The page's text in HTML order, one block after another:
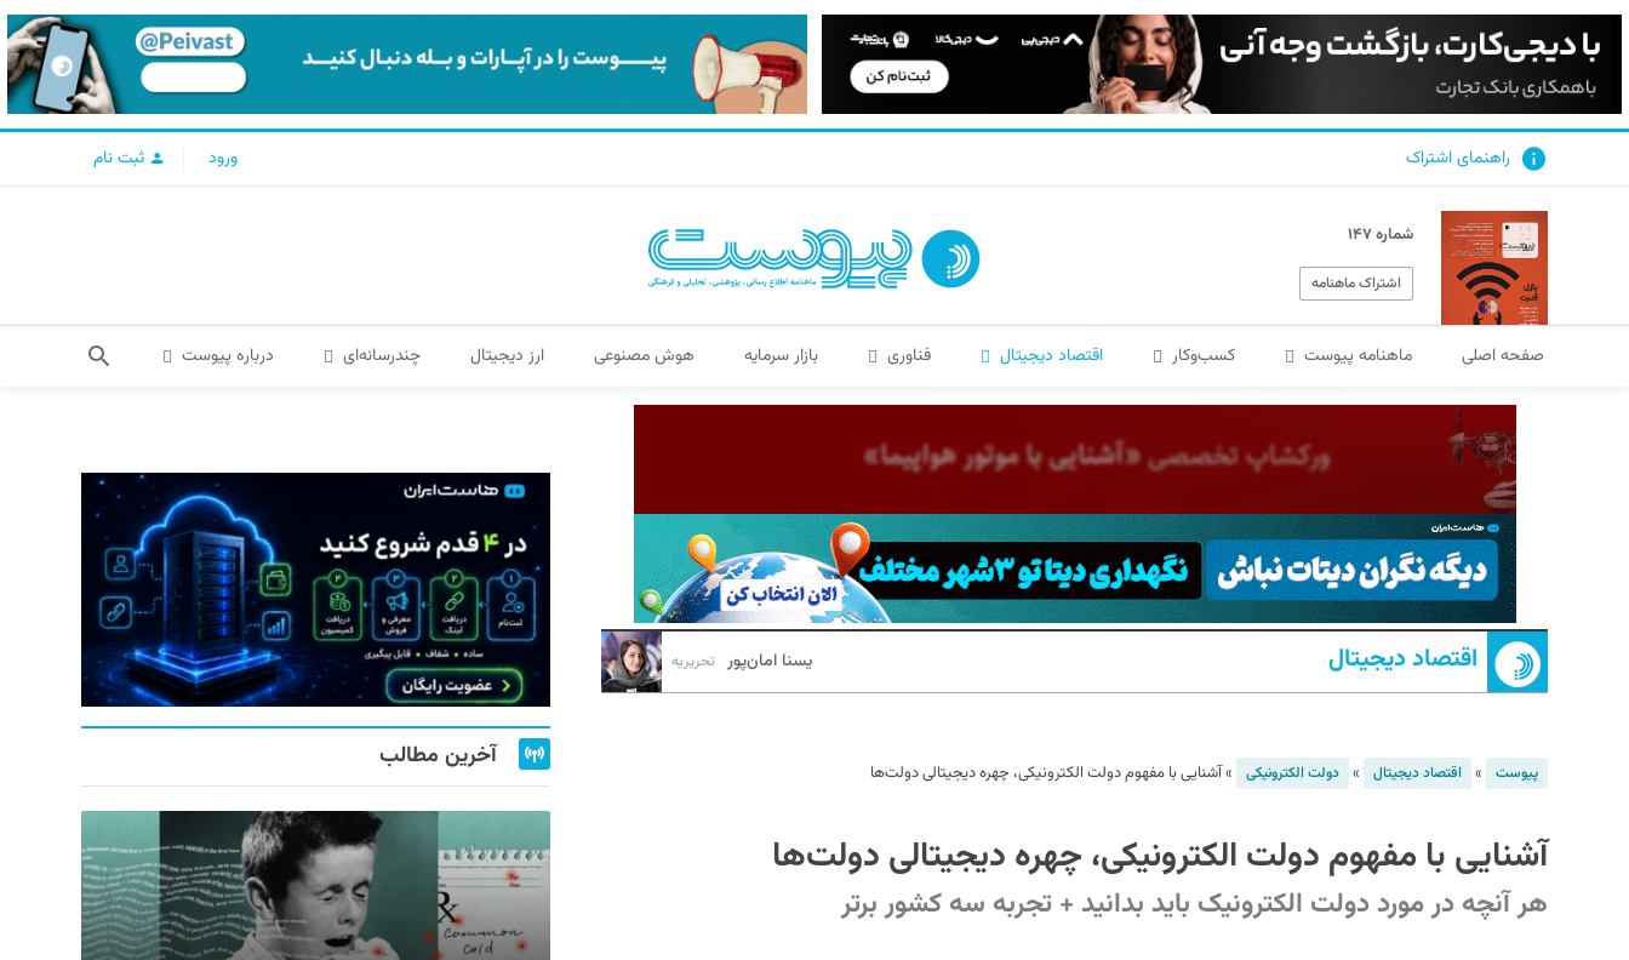
راهنمای اشتراک ورود ثبت نام
شماره ۱۴۷
اشتراک ماهنامه
صفحه اصلی ماهنامه پیوست کسب‌و‌کار اقتصاد دیجیتال فناوری بازار سرمایه هوش مصنوعی ارز دیجیتال چندرسانه‌ای درباره پیوست
اقتصاد دیجیتال یسنا امان‌پور تحریریه
پیوست » اقتصاد دیجیتال » دولت الکترونیکی »آشنایی با مفهوم دولت الکترونیکی، چهره دیجیتالی دولت‌ها
آشنایی با مفهوم دولت الکترونیکی، چهره دیجیتالی دولت‌ها
هر آنچه در مورد دولت الکترونیک باید بدانید + تجربه سه کشور برتر
آخرین مطالب